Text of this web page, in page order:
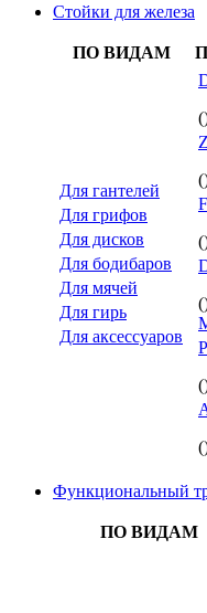
Стойки для железа
ПО ВИДАМ
Для гантелей
Для грифов
Для дисков
Для бодибаров
Для мячей
Для гирь
Для аксессуаров
Функциональный
ПО ВИДАМ